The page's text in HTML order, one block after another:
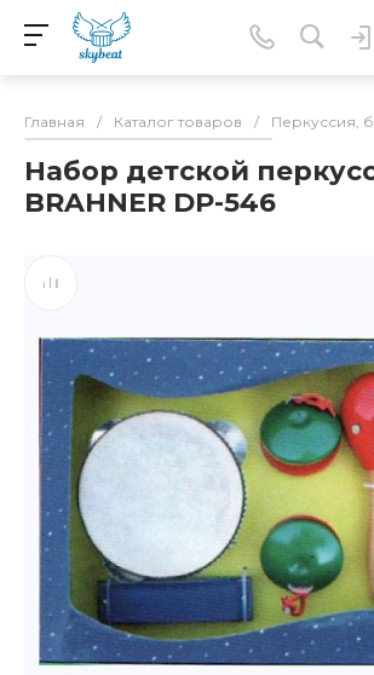
Главная / Каталог товаров / Перкуссия,
Набор детской
BRAHNER DP-546